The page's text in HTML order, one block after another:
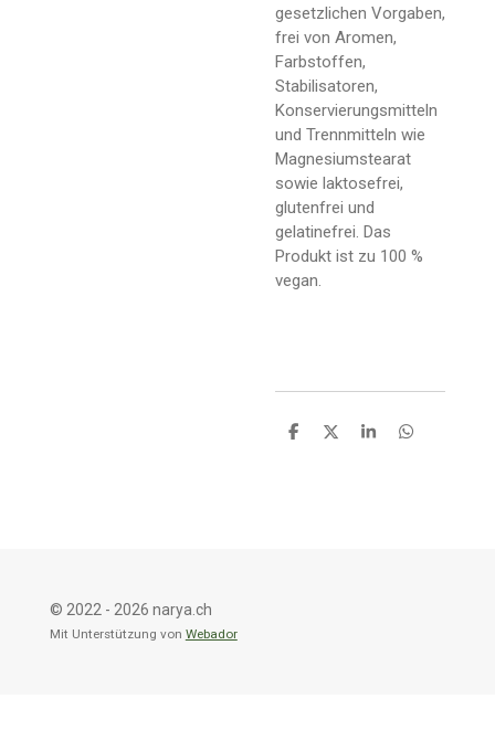
gesetzlichen Vorgaben,
frei von Aromen,
Farbstoffen,
Stabilisatoren,
Konservierungsmitteln
und Trennmitteln wie
Magnesiumstearat
sowie laktosefrei,
glutenfrei und
gelatinefrei. Das
Produkt ist zu 100 %
vegan.
T
T
T
T
© 2022 - 2026 narya.ch
Mit Unterstützung von Webador